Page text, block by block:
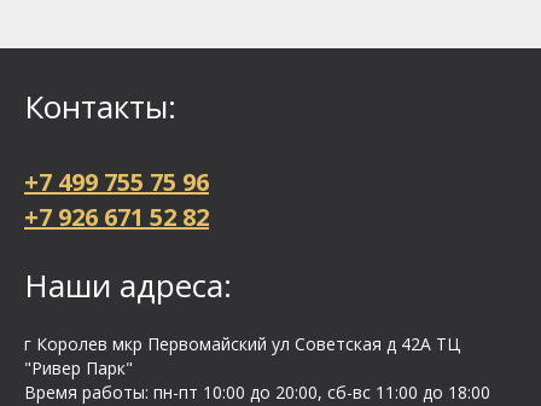
Контакты:
+7 499 755 75 96
+7 926 671 52 82
Наши адреса:
г Королев мкр Первомайский ул Cоветская д 42А ТЦ
"Ривер Парк"
Время работы: пн-пт 10:00 до 20:00, сб-вс 11:00 до 18:00